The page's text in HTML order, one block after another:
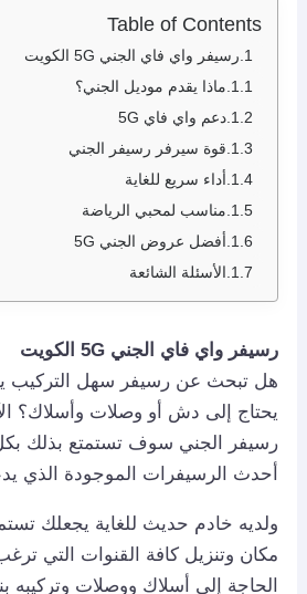
Table of Contents
رسيفر واي فاي الجني 5G الكويت
ماذا يقدم موديل الجني؟
دعم واي فاي 5G
قوة سيرفر رسيفر الجني
أداء سريع للغاية
مناسب لمحبي الرياضة
أفضل عروض الجني 5G
الأسئلة الشائعة
رسيفر واي فاي الجني 5G الكويت
هل تبحث عن رسيفر سهل التركيب
يحتاج إلى دش أو وصلات وأسلاك؟
رسيفر الجني سوف تستمتع بذلك
أحدث الرسيفرات الموجودة الذي
ولديه خادم حديث للغاية يجعلك
مكان وتنزيل كافة القنوات التي
الحاجة إلى أسلاك ووصلات وتركيبه